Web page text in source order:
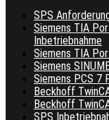
SPS
Siemens TIA
Inbetriebnahme
Siemens TIA
Siemens
Siemens PCS 7
Beckhoff
Beckhoff
SPS